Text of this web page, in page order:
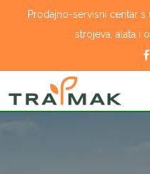
Prodajno-servisni centar
strojeva, alata i